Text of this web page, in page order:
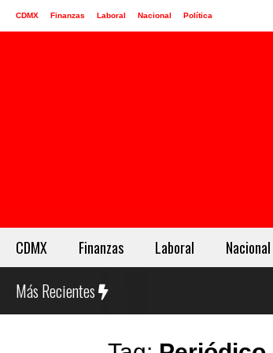
CDMX Finanzas Laboral Nacional Política
CDMX Finanzas Laboral Nacional
Más Recientes